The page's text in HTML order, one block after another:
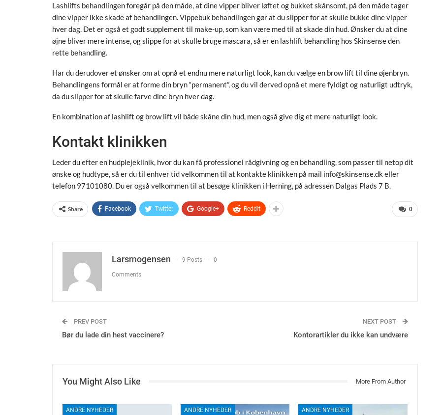
Lashlifts behandlingen foregår på den måde, at dine vipper bliver løftet og bukket skånsomt, på den måde tager
dine vipper ikke skade af behandlingen. Vippebuk behandlingen gør at du slipper for at skulle bukke dine vipper
hver dag. Det er også et godt supplement til make-up, som kan være med til at skade din hud. Ønsker du at dine
øjne bliver mere intense, og slippe for at skulle bruge mascara, så er en lashlift behandling hos Skinsense den
rette behandling.
Har du derudover et ønsker om at opnå et endnu mere naturligt look, kan du vælge en brow lift til dine øjenbryn.
Behandlingens formål er at forme din bryn “permanent”, og du vil derved opnå et mere fyldigt og naturligt udtryk,
da du slipper for at skulle farve dine bryn hver dag.
En kombination af lashlift og brow lift vil både skåne din hud, men også give dig et mere naturligt look.
Kontakt klinikken
Leder du efter en hudplejeklinik, hvor du kan få professionel rådgivning og en behandling, som passer til netop dit
ønske og hudtype, så er du til enhver tid velkommen til at kontakte klinikken på mail info@skinsense.dk eller
telefon 97101080. Du er også velkommen til at besøge klinikken i Herning, på adressen Dalgas Plads 7 B.
0
Share Facebook Twitter Google+ ReddIt
Larsmogensen 9 Posts 0
Comments
PREV POST
Bør du lade din hest vaccinere?
NEXT POST
Kontorartikler du ikke kan undvære
You Might Also Like More From Author
ANDRE NYHEDER ANDRE NYHEDER ANDRE NYHEDER